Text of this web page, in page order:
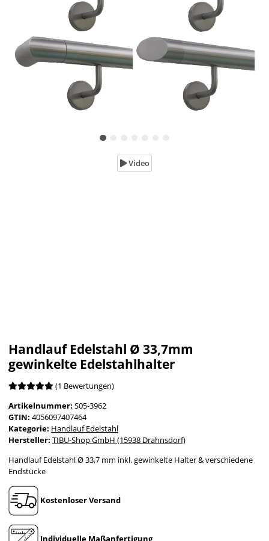
Video
Handlauf Edelstahl Ø 33,7mm
gewinkelte Edelstahlhalter
(1 Bewertungen)
Artikelnummer: S05-3962
GTIN: 4056097407464
Kategorie: Handlauf Edelstahl
Hersteller: TIBU-Shop GmbH (15938 Drahnsdorf)
Handlauf Edelstahl Ø 33,7 mm inkl. gewinkelte Halter & verschiedene
Endstücke
Kostenloser Versand
Individuelle Maßanfertigung